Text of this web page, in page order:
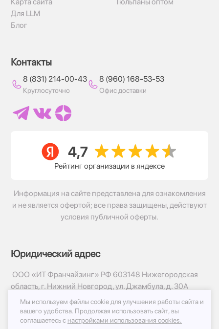
Для LLM
Блог
Контакты
8 (831) 214-00-43
Круглосуточно
8 (960) 168-53-53
Офис доставки
Рейтинг организации в яндексе
Информация на сайте представлена для ознакомления
и не является офертой; все права защищены, действуют
условия публичной оферты.
Юридический адрес
ООО «ИТ Франчайзинг» РФ 603148 Нижегородская
область, г. Нижний Новгород, ул. Джамбула, д. 30А
© 2017-2026г, База Цветов 24.ру
Политика конфиденциальности
Мы используем файлы cookie для улучшения работы сайта и
вашего удобства. Продолжая использовать сайт, вы
соглашаетесь с настройками использования cookies.